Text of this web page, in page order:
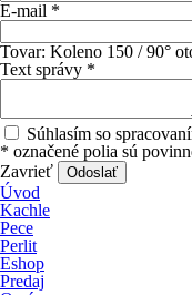
E-mail *
Tovar: Koleno 150 / 90°
Text správy *
Súhlasím so
* označené polia sú
Zavrieť
Odoslať
Úvod
Kachle
Pece
Perlit
Eshop
Predaj